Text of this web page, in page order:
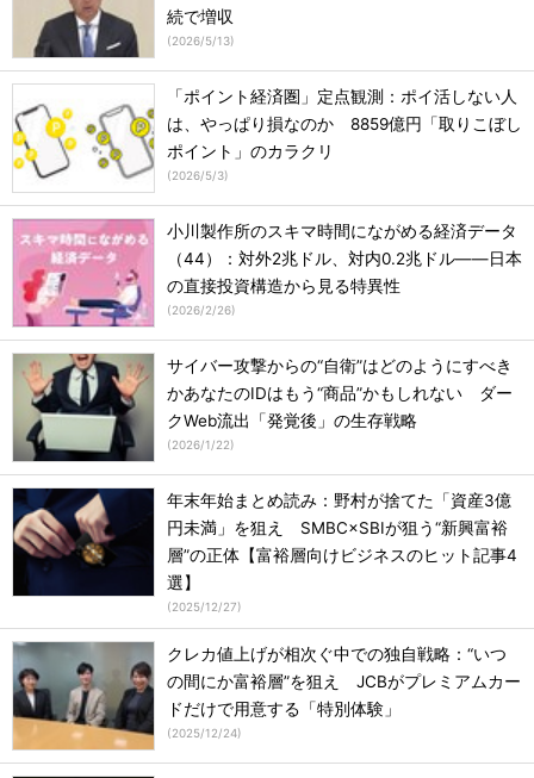
続で増収
(2026/5/13)
「ポイント経済圏」定点観測：ポイ活しない人
は、やっぱり損なのか 8859億円「取りこぼし
ポイント」のカラクリ
(2026/5/3)
小川製作所のスキマ時間にながめる経済データ
（44）：対外2兆ドル、対内0.2兆ドル――日本
の直接投資構造から見る特異性
(2026/2/26)
サイバー攻撃からの“自衛”はどのようにすべき
かあなたのIDはもう“商品”かもしれない ダー
クWeb流出「発覚後」の生存戦略
(2026/1/22)
年末年始まとめ読み：野村が捨てた「資産3億
円未満」を狙え SMBC×SBIが狙う“新興富裕
層”の正体【富裕層向けビジネスのヒット記事4
選】
(2025/12/27)
クレカ値上げが相次ぐ中での独自戦略：“いつ
の間にか富裕層”を狙え JCBがプレミアムカー
ドだけで用意する「特別体験」
(2025/12/24)